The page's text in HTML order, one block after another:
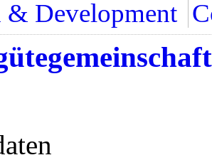
& Development